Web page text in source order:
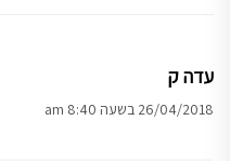
עדה ק
26/04/2018 בשעה 8:40 am